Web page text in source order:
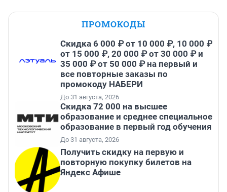
ПРОМОКОДЫ
Скидка 6 000 ₽ от 10 000 ₽, 10 000 ₽
от 15 000 ₽, 20 000 ₽ от 30 000 ₽ и
35 000 ₽ от 50 000 ₽ на первый и
все повторные заказы по
промокоду НАБЕРИ
До 31 августа, 2026
Скидка 72 000 на высшее
образование и среднее специальное
образование в первый год обучения
До 31 августа, 2026
Получить скидку на первую и
повторную покупку билетов на
Яндекс Афише